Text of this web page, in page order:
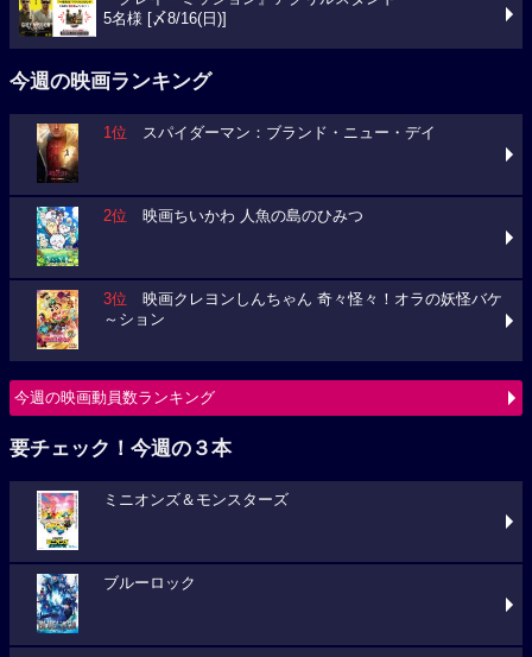
5名様 [〆8/16(日)]
今週の映画ランキング
1位 スパイダーマン：ブランド・ニュー・デイ
2位 映画ちいかわ 人魚の島のひみつ
3位 映画クレヨンしんちゃん 奇々怪々！オラの妖怪バケ
～ション
今週の映画動員数ランキング
要チェック！今週の３本
ミニオンズ＆モンスターズ
ブルーロック